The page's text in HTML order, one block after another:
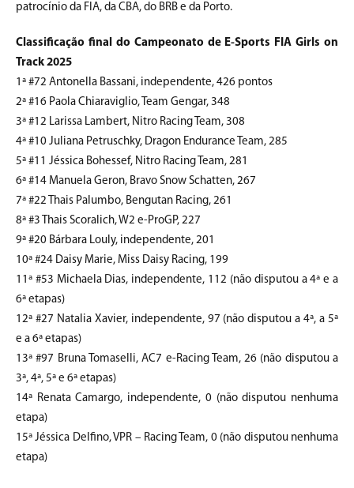
patrocínio da FIA, da CBA, do BRB e da Porto.
Classificação final do Campeonato de E-Sports FIA Girls on
Track 2025
1ª #72 Antonella Bassani, independente, 426 pontos
2ª #16 Paola Chiaraviglio, Team Gengar, 348
3ª #12 Larissa Lambert, Nitro Racing Team, 308
4ª #10 Juliana Petruschky, Dragon Endurance Team, 285
5ª #11 Jéssica Bohessef, Nitro Racing Team, 281
6ª #14 Manuela Geron, Bravo Snow Schatten, 267
7ª #22 Thais Palumbo, Bengutan Racing, 261
8ª #3 Thais Scoralich, W2 e-ProGP, 227
9ª #20 Bárbara Louly, independente, 201
10ª #24 Daisy Marie, Miss Daisy Racing, 199
11ª #53 Michaela Dias, independente, 112 (não disputou a 4ª e a
6ª etapas)
12ª #27 Natalia Xavier, independente, 97 (não disputou a 4ª, a 5ª
e a 6ª etapas)
13ª #97 Bruna Tomaselli, AC7 e-Racing Team, 26 (não disputou a
3ª, 4ª, 5ª e 6ª etapas)
14ª Renata Camargo, independente, 0 (não disputou nenhuma
etapa)
15ª Jéssica Delfino, VPR – Racing Team, 0 (não disputou nenhuma
etapa)